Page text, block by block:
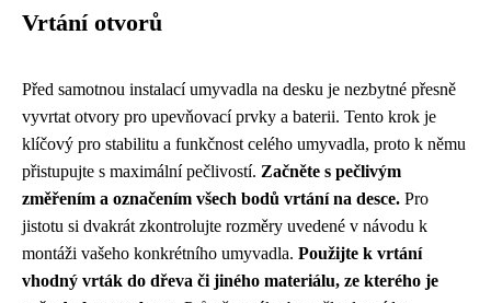
Vrtání otvorů
Před samotnou instalací umyvadla na desku je nezbytné přesně
vyvrtat otvory pro upevňovací prvky a baterii. Tento krok je
klíčový pro stabilitu a funkčnost celého umyvadla, proto k němu
přistupujte s maximální pečlivostí. Začněte s pečlivým
změřením a označením všech bodů vrtání na desce. Pro
jistotu si dvakrát zkontrolujte rozměry uvedené v návodu k
montáži vašeho konkrétního umyvadla. Použijte k vrtání
vhodný vrták do dřeva či jiného materiálu, ze kterého je